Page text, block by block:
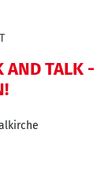
AND TALK